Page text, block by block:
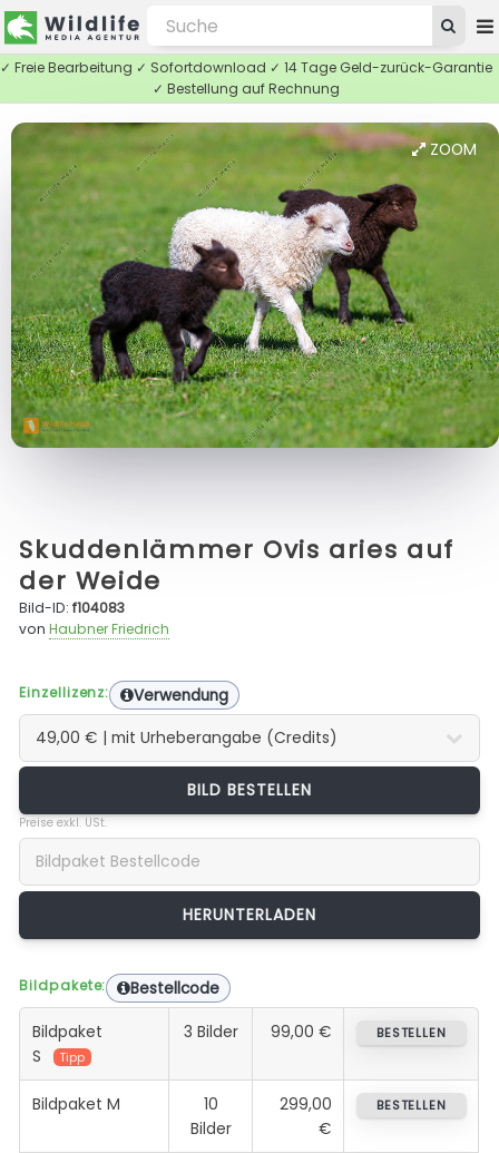
✓ Freie Bearbeitung ✓ Sofortdownload ✓ 14 Tage Geld-zurück-Garantie
✓ Bestellung auf Rechnung
ZOOM
Skuddenlämmer Ovis aries auf
der Weide
Bild-ID:f104083
vonHaubner Friedrich
Einzellizenz: Verwendung
BILD BESTELLEN
Preise exkl. USt.
Bildpakete: Bestellcode
Bildpaket
S
Tipp
3 Bilder 99,00 € BESTELLEN
Bildpaket M
10
Bilder
299,00
€
BESTELLEN